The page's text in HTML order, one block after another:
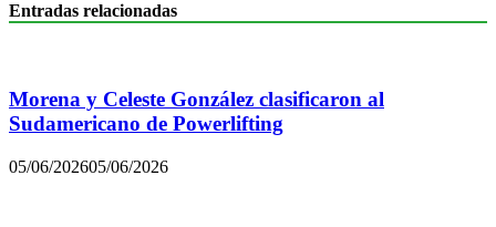
Entradas relacionadas
Morena y Celeste González clasificaron al
Sudamericano de Powerlifting
05/06/202605/06/2026